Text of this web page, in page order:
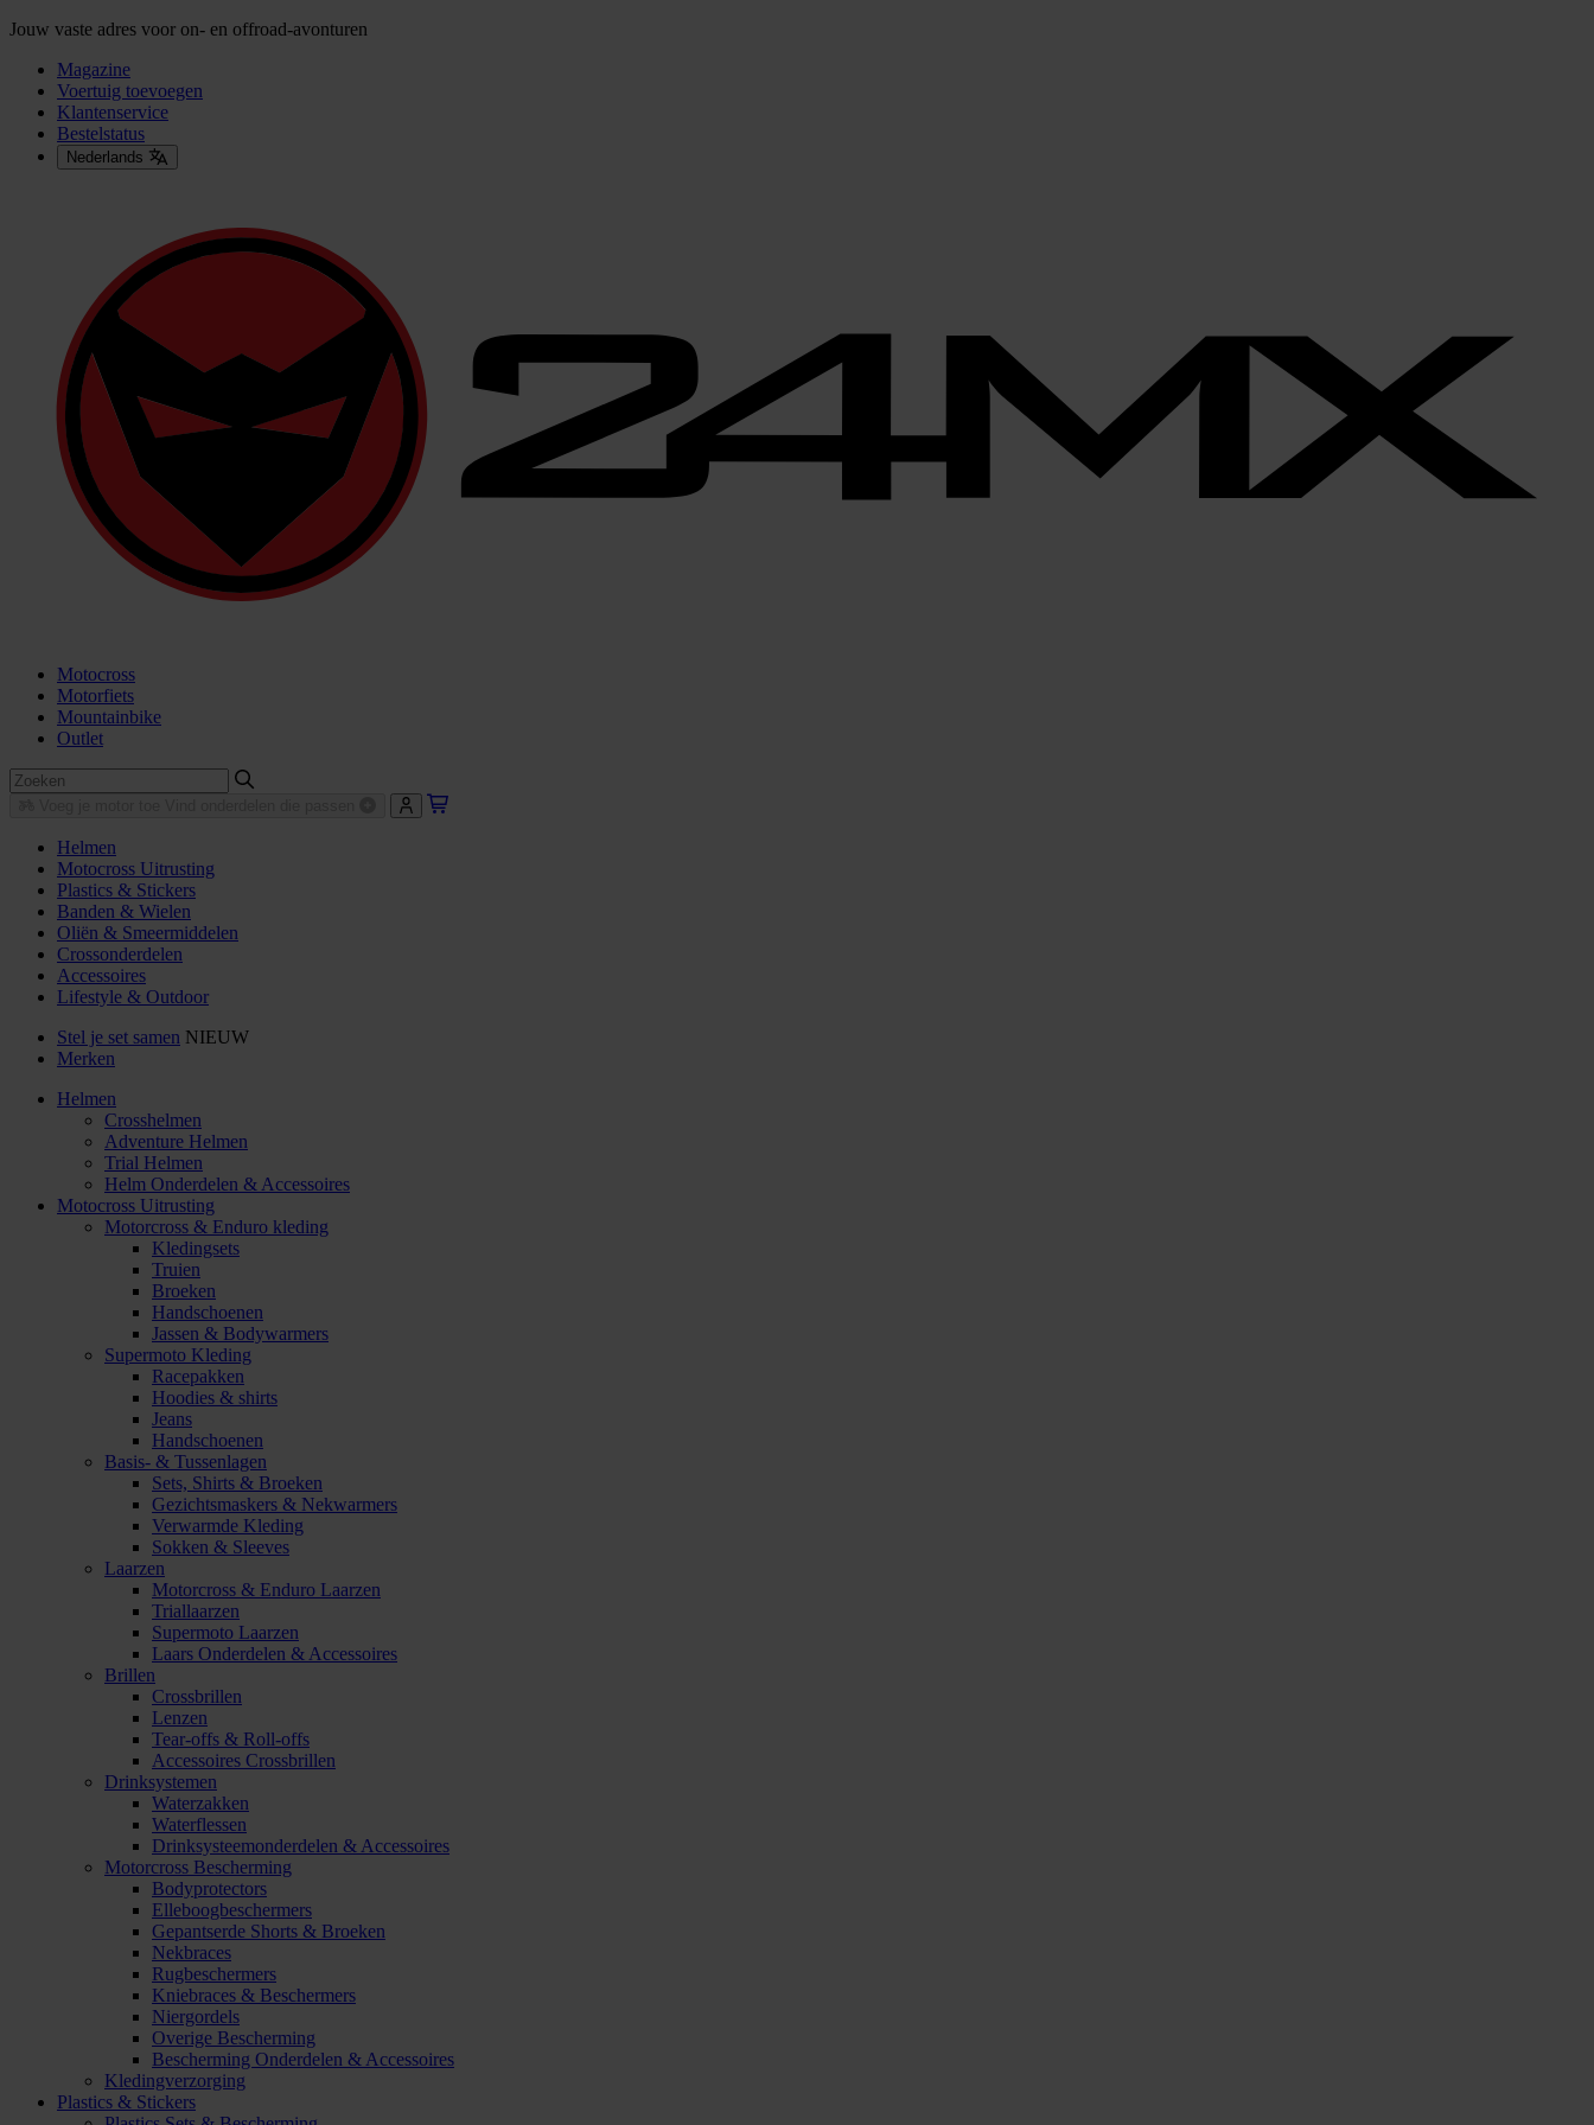
Jouw vaste adres voor on- en offroad-avonturen
Magazine
Voertuig toevoegen
Klantenservice
Bestelstatus
Nederlands
Motocross
Motorfiets
Mountainbike
Outlet
Helmen
Motocross Uitrusting
Plastics & Stickers
Banden & Wielen
Oliën & Smeermiddelen
Crossonderdelen
Accessoires
Lifestyle & Outdoor
Stel je set samen NIEUW
Merken
Helmen
Crosshelmen
Adventure Helmen
Trial Helmen
Helm Onderdelen & Accessoires
Motocross Uitrusting
Motorcross & Enduro kleding
Kledingsets
Truien
Broeken
Handschoenen
Jassen & Bodywarmers
Supermoto Kleding
Racepakken
Hoodies & shirts
Jeans
Handschoenen
Basis- & Tussenlagen
Sets, Shirts & Broeken
Gezichtsmaskers & Nekwarmers
Verwarmde Kleding
Sokken & Sleeves
Laarzen
Motorcross & Enduro Laarzen
Triallaarzen
Supermoto Laarzen
Laars Onderdelen & Accessoires
Brillen
Crossbrillen
Lenzen
Tear-offs & Roll-offs
Accessoires Crossbrillen
Drinksystemen
Waterzakken
Waterflessen
Drinksysteemonderdelen & Accessoires
Motorcross Bescherming
Bodyprotectors
Elleboogbeschermers
Gepantserde Shorts & Broeken
Nekbraces
Rugbeschermers
Kniebraces & Beschermers
Niergordels
Overige Bescherming
Bescherming Onderdelen & Accessoires
Kledingverzorging
Plastics & Stickers